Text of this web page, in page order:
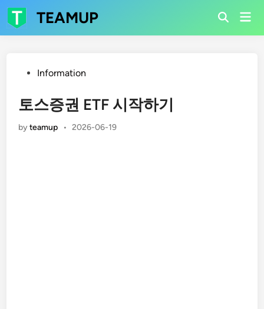
Skip
to
content
TEAMUP
Open
PostedInformation
토스증권 ETF 시작하기
byteamup • 2026-06-19